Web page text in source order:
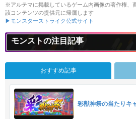
※アルテマに掲載しているゲーム内画像の著作権、
該コンテンツの提供元に帰属します
▶モンスターストライク公式サイト
モンストの注目記事
おすすめ記事
彩獣神祭の当たりキ